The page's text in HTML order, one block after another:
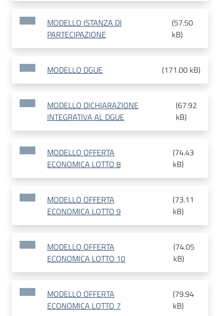
MODELLO ISTANZA DI
PARTECIPAZIONE
(57.50
kB)
MODELLO DGUE (171.00 kB)
MODELLO DICHIARAZIONE
INTEGRATIVA AL DGUE
(67.92
kB)
MODELLO OFFERTA
ECONOMICA LOTTO 8
(74.43
kB)
MODELLO OFFERTA
ECONOMICA LOTTO 9
(73.11
kB)
MODELLO OFFERTA
ECONOMICA LOTTO 10
(74.05
kB)
MODELLO OFFERTA
ECONOMICA LOTTO 7
(79.94
kB)